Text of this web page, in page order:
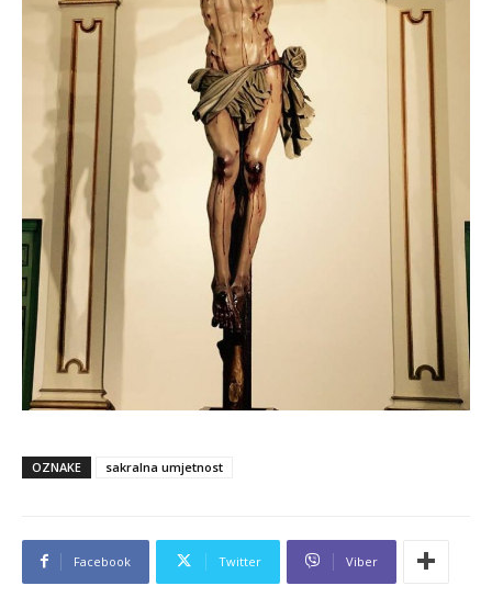
OZNAKE sakralna umjetnost
Facebook Twitter Viber